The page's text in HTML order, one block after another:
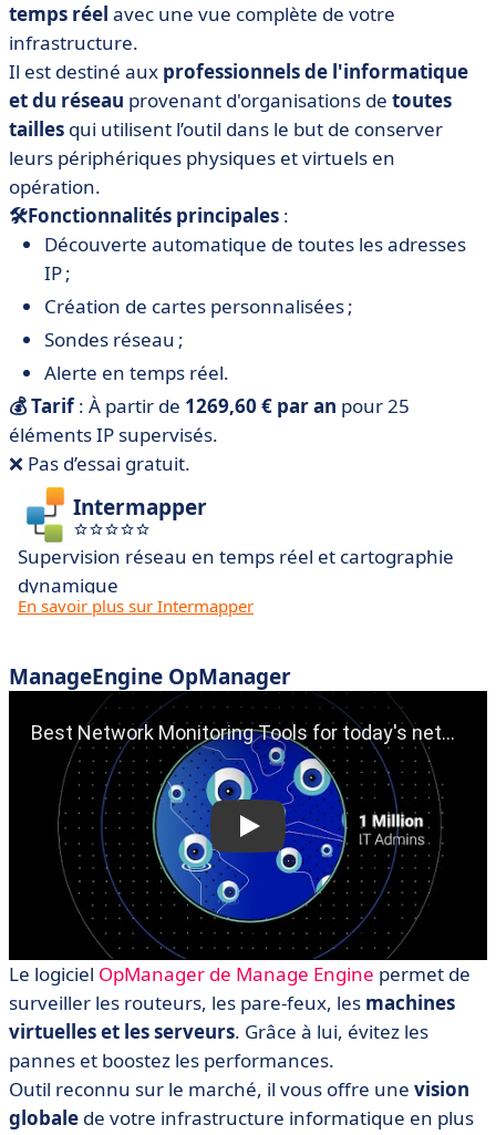
temps réel avec une vue complète de votre
infrastructure.
Il est destiné aux professionnels de l'informatique
et du réseau provenant d'organisations de toutes
tailles qui utilisent l’outil dans le but de conserver
leurs périphériques physiques et virtuels en
opération.
🛠Fonctionnalités principales :
Découverte automatique de toutes les adresses
IP ;
Création de cartes personnalisées ;
Sondes réseau ;
Alerte en temps réel.
💰 Tarif: À partir de 1269,60 € par an pour 25
éléments IP supervisés.
❌ Pas d’essai gratuit.
Intermapper
Supervision réseau en temps réel et cartographie
dynamique
En savoir plus sur Intermapper
ManageEngine OpManager
Le logiciel OpManager de Manage Engine permet de
surveiller les routeurs, les pare-feux, les machines
virtuelles et les serveurs. Grâce à lui, évitez les
pannes et boostez les performances.
Outil reconnu sur le marché, il vous offre une vision
globale de votre infrastructure informatique en plus